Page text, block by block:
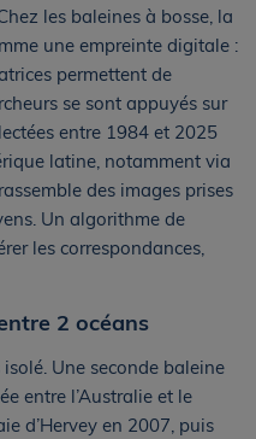
les baleines à bosse, la
une empreinte digitale :
permettent de
se sont appuyés sur
entre 1984 et 2025
latine, notamment via
des images prises
Un algorithme de
les correspondances,
2 océans
isolé. Une seconde baleine
entre l’Australie et le
d’Hervey en 2007, puis